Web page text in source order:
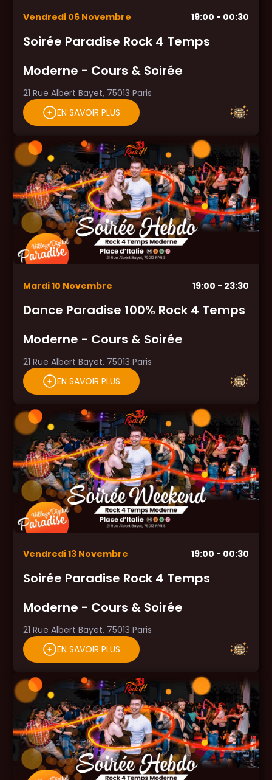
Vendredi 06 Novembre 19:00 - 00:30
Soirée Paradise Rock 4 Temps
Moderne - Cours & Soirée
21 Rue Albert Bayet, 75013 Paris
EN SAVOIR PLUS
Mardi10 Novembre 19:00 - 23:30
Dance Paradise 100% Rock 4 Temps
Moderne - Cours & Soirée
21 Rue Albert Bayet, 75013 Paris
EN SAVOIR PLUS
Vendredi13 Novembre 19:00 - 00:30
Soirée Paradise Rock 4 Temps
Moderne - Cours & Soirée
21 Rue Albert Bayet, 75013 Paris
EN SAVOIR PLUS